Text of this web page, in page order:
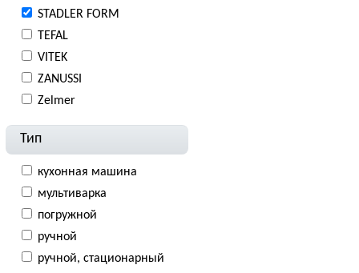
STADLER FORM
TEFAL
VITEK
ZANUSSI
Zelmer
Тип
кухонная машина
мультиварка
погружной
ручной
ручной, стационарный